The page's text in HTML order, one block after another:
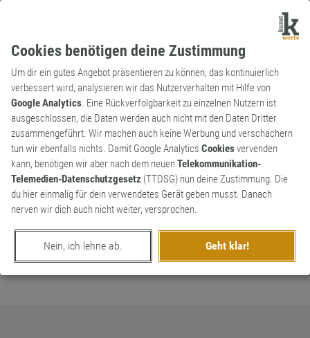
Cookies benötigen deine Zustimmung
Um dir ein gutes Angebot präsentieren zu können, das kontinuierlich
verbessert wird, analysieren wir das Nutzerverhalten mit Hilfe von
Google Analytics. Eine Rückverfolgbarkeit zu einzelnen Nutzern ist
ausgeschlossen, die Daten werden auch nicht mit den Daten Dritter
zusammengeführt. Wir machen auch keine Werbung und verschachern
tun wir ebenfalls nichts. Damit Google Analytics Cookiesvervenden
kann, benötigen wir aber nach dem neuenTelekommunikation-
Telemedien-Datenschutzgesetz (TTDSG) nun deine Zustimmung. Die
du hier einmalig für dein verwendetes Gerät geben musst. Danach
nerven wir dich auch nicht weiter, versprochen.
Nein, ich lehne ab. Geht klar!
Kunstwort
Substantiv
Hansis Flickwerk
Andere Bezeichnung für die
Nationalmannschaft der letzen Monate.
0
erschaffen von DJ Paul Katz
am 10. September 2023